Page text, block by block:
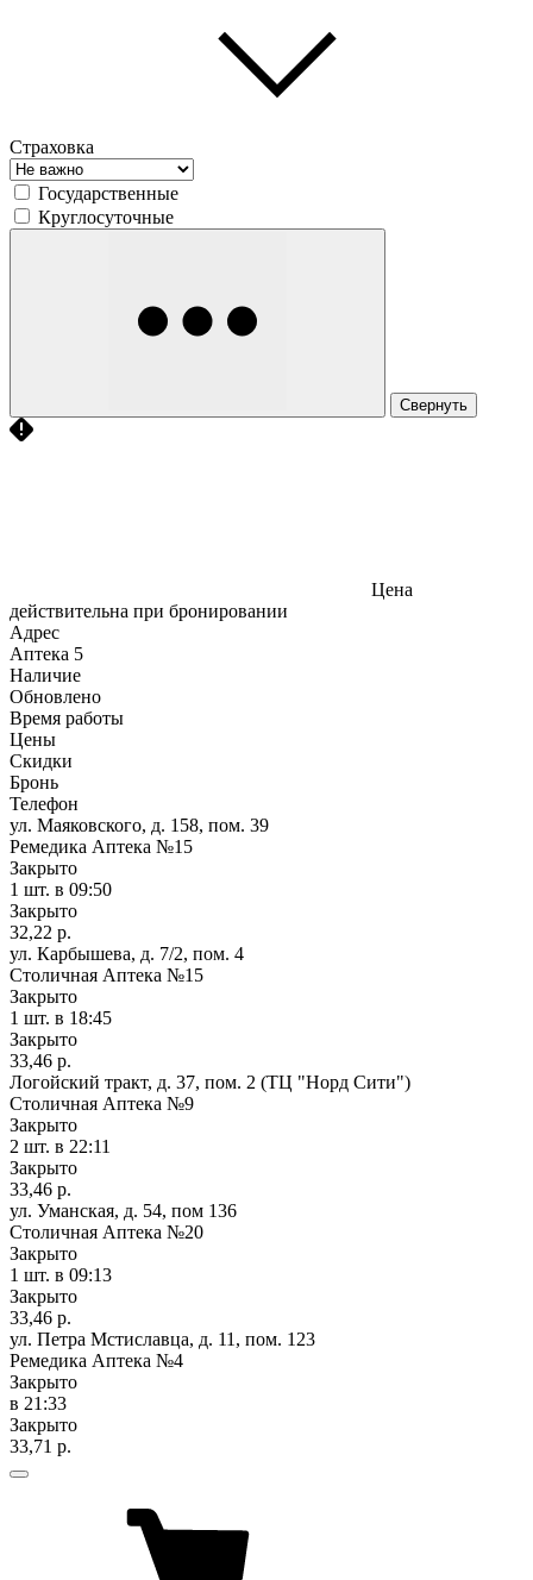
Страховка
Государственные
Круглосуточные
Свернуть
Цена
действительна при бронировании
Адрес
Аптека 5
Наличие
Обновлено
Время работы
Цены
Скидки
Бронь
Телефон
ул. Маяковского, д. 158, пом. 39
Ремедика Аптека №15
Закрыто
1 шт. в 09:50
Закрыто
32,22 р.
ул. Карбышева, д. 7/2, пом. 4
Столичная Аптека №15
Закрыто
1 шт. в 18:45
Закрыто
33,46 р.
Логойский тракт, д. 37, пом. 2 (ТЦ "Норд Сити")
Столичная Аптека №9
Закрыто
2 шт. в 22:11
Закрыто
33,46 р.
ул. Уманская, д. 54, пом 136
Столичная Аптека №20
Закрыто
1 шт. в 09:13
Закрыто
33,46 р.
ул. Петра Мстиславца, д. 11, пом. 123
Ремедика Аптека №4
Закрыто
в 21:33
Закрыто
33,71 р.